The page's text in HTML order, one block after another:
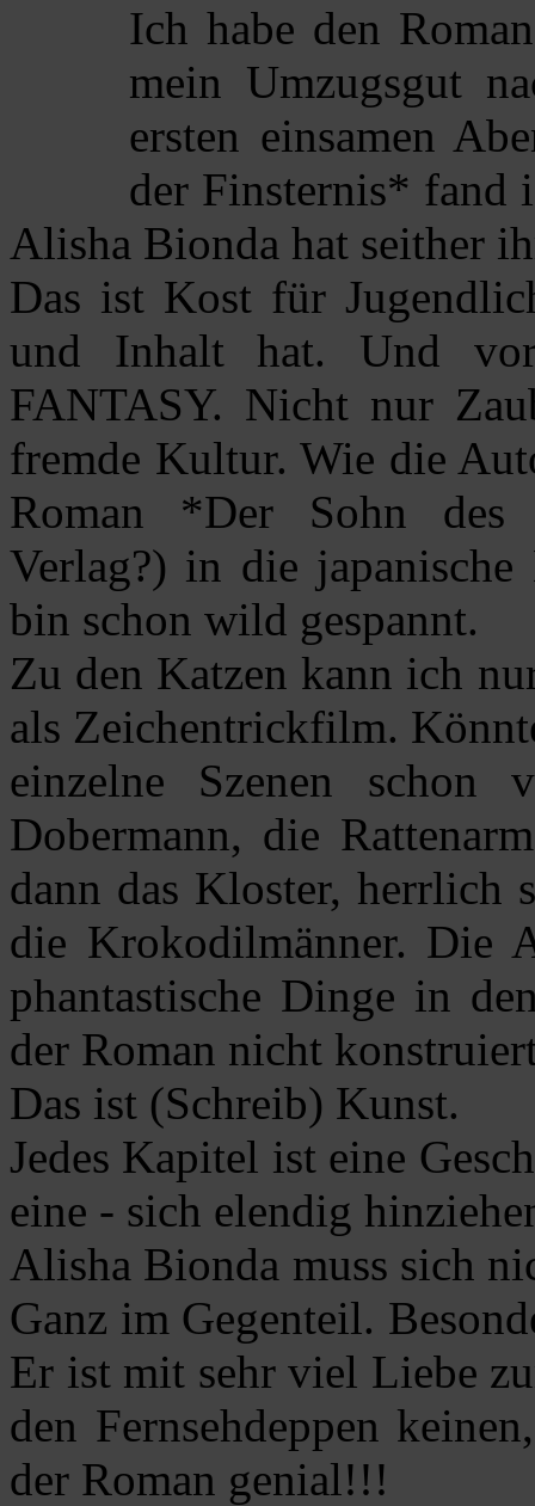
Ich habe den
mein Umzugsgut
ersten einsamen
der Finsternis* fand
Alisha Bionda hat seither
Das ist Kost für
und Inhalt hat. Und
FANTASY. Nicht nur
fremde Kultur. Wie die
Roman *Der Sohn des
Verlag?) in die
bin schon wild gespannt.
Zu den Katzen kann ich
als Zeichentrickfilm.
einzelne Szenen
Dobermann, die
dann das Kloster, herrlich
die Krokodilmänner. Die
phantastische Dinge in
der Roman nicht
Das ist (Schreib) Kunst.
Jedes Kapitel ist eine
eine - sich elendig
Alisha Bionda muss sich
Ganz im Gegenteil.
Er ist mit sehr viel Liebe
den Fernsehdeppen
der Roman genial!!!